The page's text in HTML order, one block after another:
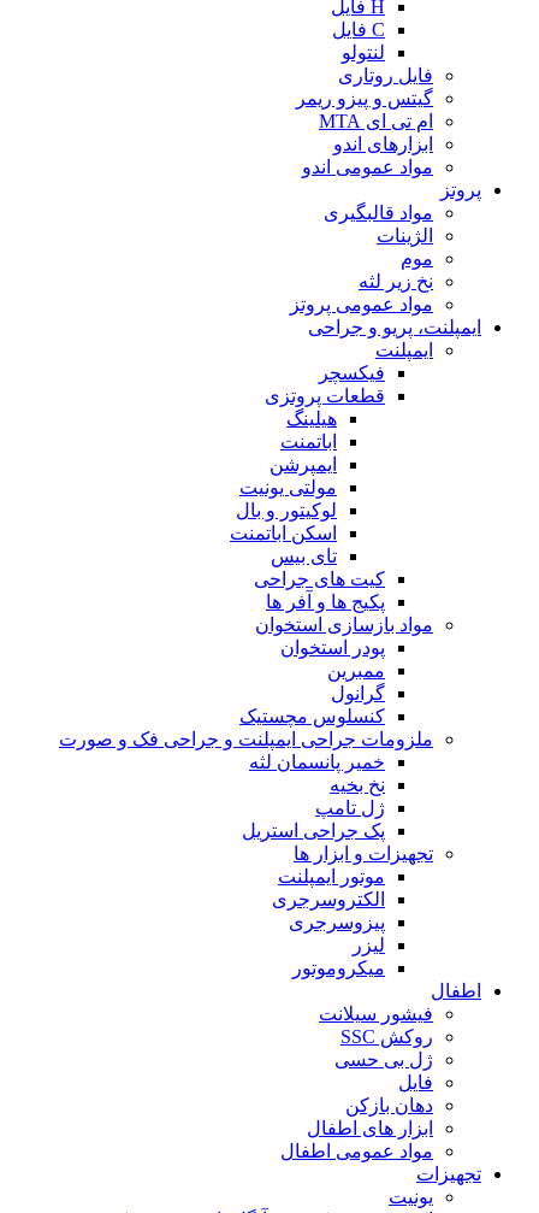
H فایل
C فایل
لنتولو
فایل روتاری
گیتس و پیزو ریمر
ام تی ای MTA
ابزارهای اندو
مواد عمومی اندو
پروتز
مواد قالبگیری
الژینات
موم
نخ زیر لثه
مواد عمومی پروتز
ایمپلنت، پریو و جراحی
ایمپلنت
فیکسچر
قطعات پروتزی
هیلینگ
اباتمنت
ایمپرشن
مولتی یونیت
لوکیتور و بال
اسکن اباتمنت
تای بیس
کیت های جراحی
پکیج ها و آفر ها
مواد بازسازی استخوان
پودر استخوان
ممبرین
گرانول
کنسلوس مچستیک
ملزومات جراحی ایمپلنت و جراحی فک و صورت
خمیر پانسمان لثه
نخ بخیه
ژل تامپ
پک جراحی استریل
تجهیزات و ابزار ها
موتور ایمپلنت
الکتروسرجری
پیزوسرجری
لیزر
میکروموتور
اطفال
فیشور سیلانت
روکش SSC
ژل بی حسی
فایل
دهان بازکن
ابزار های اطفال
مواد عمومی اطفال
تجهیزات
یونیت